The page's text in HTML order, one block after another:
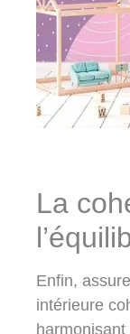
La
Enfin,
intérieure